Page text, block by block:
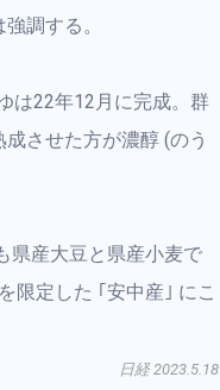
調する。
は22年12月に完成。群
させた方が濃醇 (のう
県産大豆と県産小麦で
限定した ｢安中産｣ にこ
日経 2023.5.18